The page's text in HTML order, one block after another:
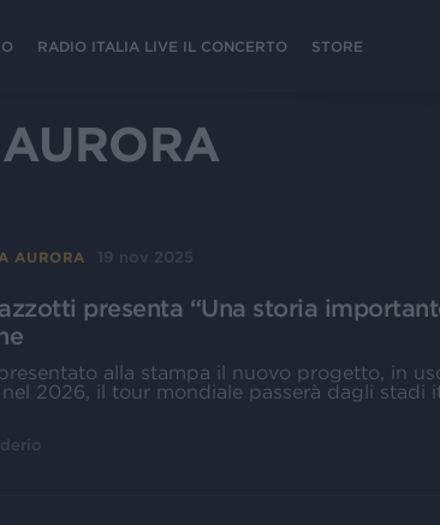
RADIO ITALIA LIVE IL CONCERTO STORE
AURORA
AURORA 19 nov 2025
presenta “Una storia
alla stampa il nuovo progetto, in
2026, il tour mondiale passerà dagli stadi